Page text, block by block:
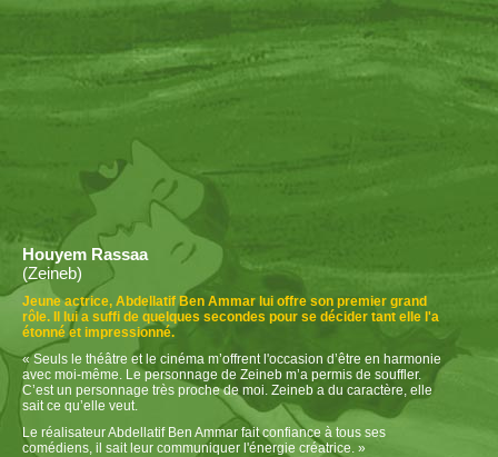
Houyem Rassaa
(Zeineb)
Jeune actrice, Abdellatif Ben Ammar lui offre son premier grand
rôle. Il lui a suffi de quelques secondes pour se décider tant elle l'a
étonné et impressionné.
«Seuls le théâtre et le cinéma m’offrent l'occasion d’être en harmonie
avec moi-même. Le personnage de Zeineb m’a permis de souffler.
C’est un personnage très proche de moi. Zeineb a du caractère, elle
sait ce qu’elle veut.
Le réalisateur Abdellatif Ben Ammar fait confiance à tous ses
comédiens, il sait leur communiquer l'énergie créatrice. »